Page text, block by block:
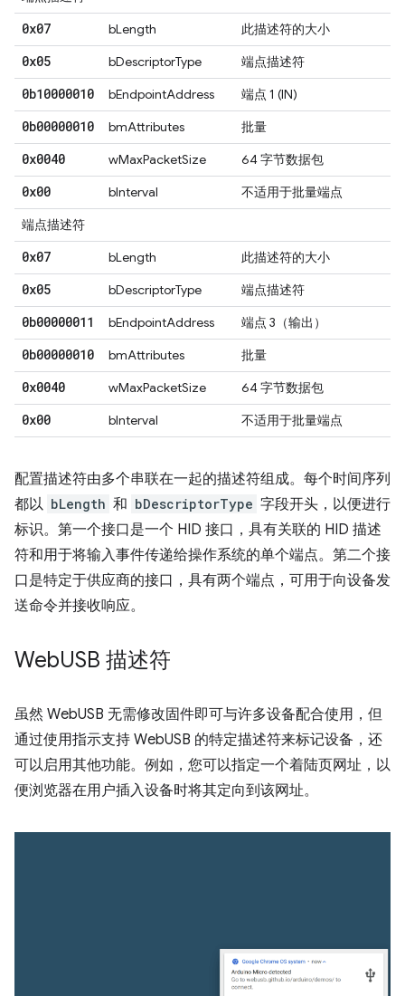
0x07 bLength 此描述符的大小
0x05 bDescriptorType 端点描述符
0b10000010 bEndpointAddress 端点 1 (IN)
0b00000010 bmAttributes 批量
0x0040 wMaxPacketSize 64 字节数据包
0x00 bInterval
不适用于批量端点
端点描述符
0x07 bLength 此描述符的大小
0x05 bDescriptorType 端点描述符
0b00000011 bEndpointAddress 端点 3（输出）
0b00000010 bmAttributes 批量
0x0040 wMaxPacketSize 64 字节数据包
0x00 bInterval 不适用于批量端点
配置描述符由多个串联在一起的描述符组成。每个时间序列
都以 bLength 和 bDescriptorType 字段开头，以便进行
标识。第一个接口是一个 HID 接口，具有关联的 HID 描述
符和用于将输入事件传递给操作系统的单个端点。第二个接
口是特定于供应商的接口，具有两个端点，可用于向设备发
送命令并接收响应。
WebUSB 描述符
虽然 WebUSB 无需修改固件即可与许多设备配合使用，但
通过使用指示支持 WebUSB 的特定描述符来标记设备，还
可以启用其他功能。例如，您可以指定一个着陆页网址，以
便浏览器在用户插入设备时将其定向到该网址。